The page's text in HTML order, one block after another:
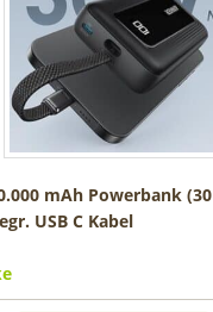
mAh Powerbank (30
USB C Kabel